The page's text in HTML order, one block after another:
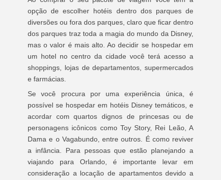
opção de escolher hotéis dentro dos parques de
diversões ou fora dos parques, claro que ficar dentro
dos parques traz toda a magia do mundo da Disney,
mas o valor é mais alto. Ao decidir se hospedar em
um hotel no centro da cidade você terá acesso a
shoppings, lojas de departamentos, supermercados
e farmácias.
Se você procura por uma experiência única, é
possível se hospedar em hotéis Disney temáticos, e
acordar com quartos dignos de princesas ou de
personagens icônicos como Toy Story, Rei Leão, A
Dama e o Vagabundo, entre outros. É como reviver
a infância. Para pessoas que estão planejando a
viajando para Orlando, é importante levar em
consideração a locação de apartamentos devido a